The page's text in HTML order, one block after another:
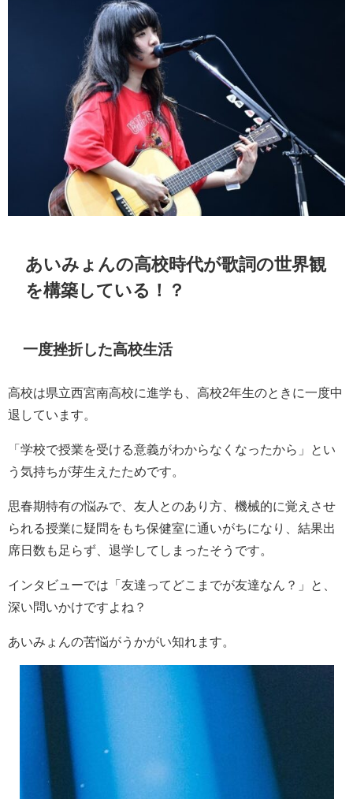
あいみょんの高校時代が歌詞の世界観
を構築している！？
一度挫折した高校生活
高校は県立西宮南高校に進学も、高校2年生のときに一度中
退しています。
「学校で授業を受ける意義がわからなくなったから」とい
う気持ちが芽生えたためです。
思春期特有の悩みで、友人とのあり方、機械的に覚えさせ
られる授業に疑問をもち保健室に通いがちになり、結果出
席日数も足らず、退学してしまったそうです。
インタビューでは「友達ってどこまでが友達なん？」と、
深い問いかけですよね？
あいみょんの苦悩がうかがい知れます。